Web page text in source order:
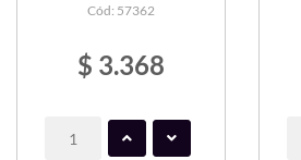
Cód: 57362
$ 3.368